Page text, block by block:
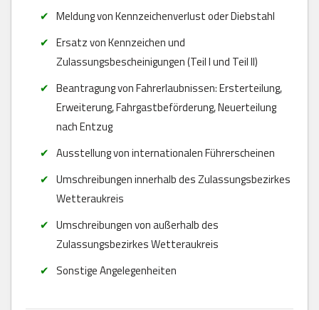
Meldung von Kennzeichenverlust oder Diebstahl
Ersatz von Kennzeichen und
Zulassungsbescheinigungen (Teil I und Teil II)
Beantragung von Fahrerlaubnissen: Ersterteilung,
Erweiterung, Fahrgastbeförderung, Neuerteilung
nach Entzug
Ausstellung von internationalen Führerscheinen
Umschreibungen innerhalb des Zulassungsbezirkes
Wetteraukreis
Umschreibungen von außerhalb des
Zulassungsbezirkes Wetteraukreis
Sonstige Angelegenheiten